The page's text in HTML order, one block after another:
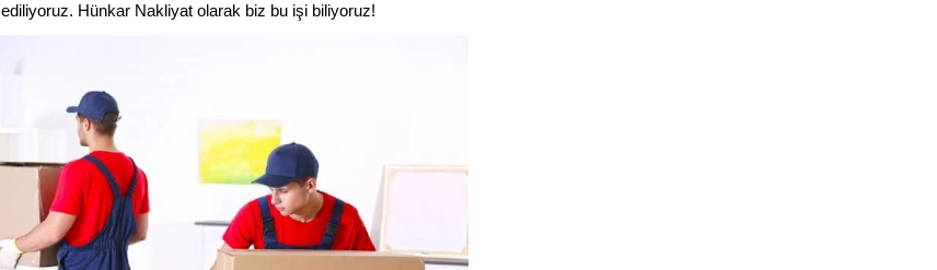
ediliyoruz. Hünkar Nakliyat olarak biz bu işi biliyoruz!